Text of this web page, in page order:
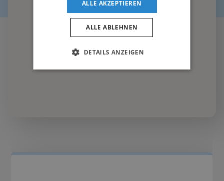
ALLE AKZEPTIEREN
ALLE ABLEHNEN
DETAILS ANZEIGEN